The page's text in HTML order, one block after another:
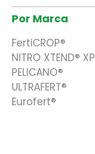
Por Marca
FertiCROP®
NITRO XTEND® XP
PELICANO®
ULTRAFERT®
Eurofert®